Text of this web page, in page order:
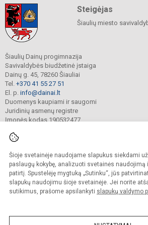
Šioje svetainėje naudojame slapukus siekdami
paslaugų kokybę, analizuoti svetainės
patirtį. Spustelėję mygtuką „Sutinku“, jūs
slapukų naudojimu šioje svetainėje. Jei norite
sutikimus, prašome apsilankyti slapukų valdymo
Steigėjas
Šiaulių miesto
Šiaulių Dainų progimnazija
Savivaldybės biudžetinė įstaiga
Dainų g. 45, 78260 Šiauliai
Tel. +370 41 55 27 51
El. p. info@dainai.lt
Duomenys kaupiami ir saugomi
Juridinių asmenų registre
Įmonės kodas 190532477
© 2023. Šiaulių Dainų progimnazija. Visos
Kopijuoti turinį be raštiško gimnazijos
Prieinamumo paraiška
Sumanus būdas atnaujinti